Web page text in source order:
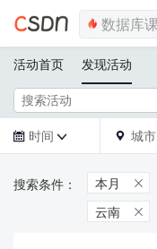
活动首页 发现活动
 时间   城市
本月 
云南 